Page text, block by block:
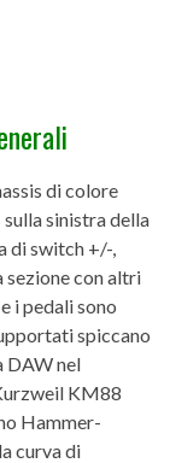
di colore
sinistra della
di switch +/-,
sezione con altri
i pedali sono
spiccano
DAW nel
KM88
Hammer-
curva di